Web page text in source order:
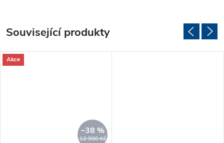
Související produkty
Akce
12 990 Kč
–38 %